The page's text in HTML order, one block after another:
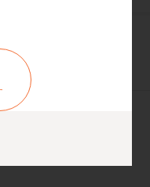
きるホルダーです。